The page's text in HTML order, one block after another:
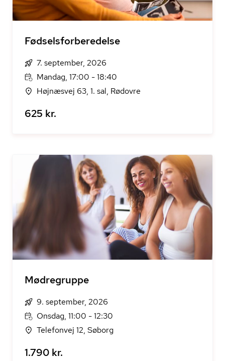
Fødselsforberedelse
7. september, 2026
Mandag, 17:00 - 18:40
Højnæsvej 63, 1. sal, Rødovre
625 kr.
Mødregruppe
9. september, 2026
Onsdag, 11:00 - 12:30
Telefonvej 12, Søborg
1.790 kr.